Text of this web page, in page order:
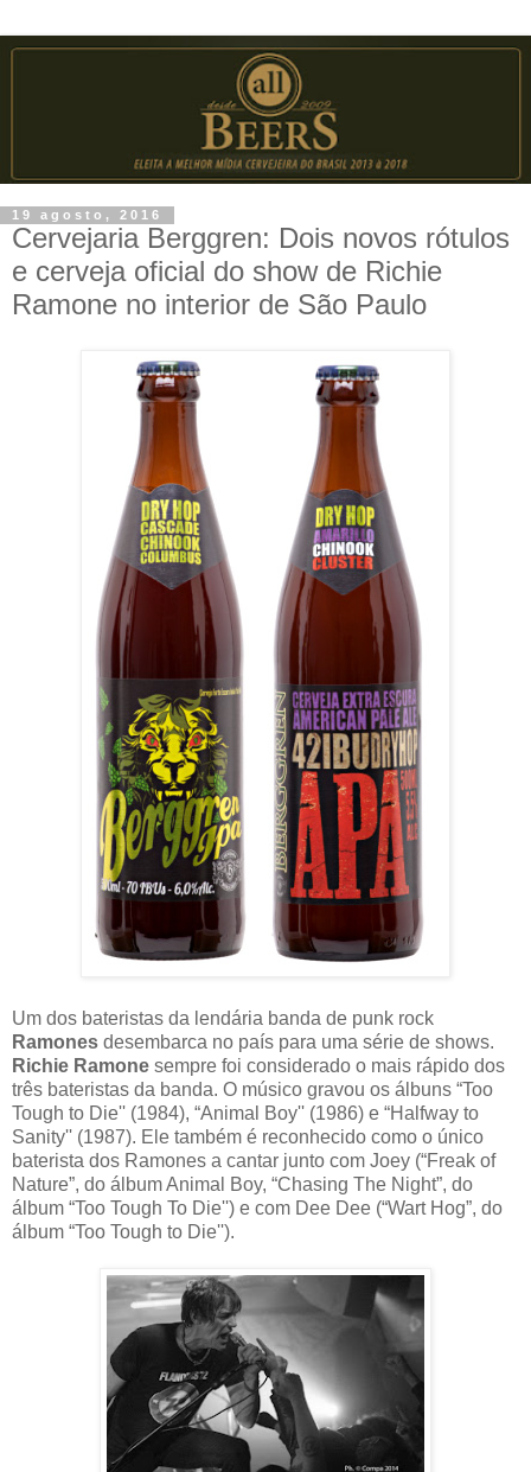
19 agosto, 2016
Cervejaria Berggren: Dois novos rótulos
e cerveja oficial do show de Richie
Ramone no interior de São Paulo
Um dos bateristas da lendária banda de punk rock
Ramones desembarca no país para uma série de shows.
Richie Ramone sempre foi considerado o mais rápido dos
três bateristas da banda. O músico gravou os álbuns “Too
Tough to Die'' (1984), “Animal Boy'' (1986) e “Halfway to
Sanity'' (1987). Ele também é reconhecido como o único
baterista dos Ramones a cantar junto com Joey (“Freak of
Nature”, do álbum Animal Boy, “Chasing The Night”, do
álbum “Too Tough To Die'') e com Dee Dee (“Wart Hog”, do
álbum “Too Tough to Die'').